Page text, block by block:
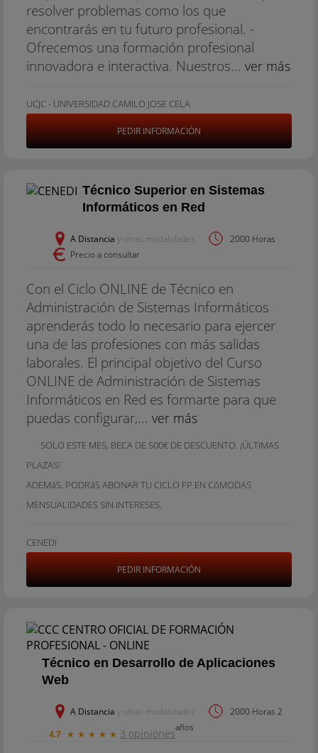
resolver problemas como los que
encontrarás en tu futuro profesional. -
Ofrecemos una formación profesional
innovadora e interactiva. Nuestros... ver más
UCJC - UNIVERSIDAD CAMILO JOSE CELA
PEDIR INFORMACIÓN
Técnico Superior en Sistemas
Informáticos en Red
A Distancia y otras modalidades
2000 Horas
Precio a consultar
Con el Ciclo ONLINE de Técnico en
Administración de Sistemas Informáticos
aprenderás todo lo necesario para ejercer
una de las profesiones con más salidas
laborales. El principal objetivo del Curso
ONLINE de Administración de Sistemas
Informáticos en Red es formarte para que
puedas configurar,... ver más
SOLO ESTE MES, BECA DE 500€ DE DESCUENTO. ¡ÚLTIMAS
PLAZAS!
ADEMáS, PODRáS ABONAR TU CICLO FP EN CóMODAS
MENSUALIDADES SIN INTERESES.
CENEDI
PEDIR INFORMACIÓN
Técnico en Desarrollo de Aplicaciones
Web
A Distancia y otras modalidades
2000 Horas 2
años
4.7 ★ ★ ★ ★ ★ 3 opiniones